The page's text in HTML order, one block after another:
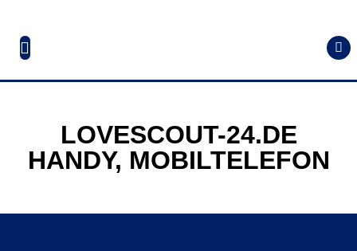
LOVESCOUT-24.DE
HANDY, MOBILTELEFON